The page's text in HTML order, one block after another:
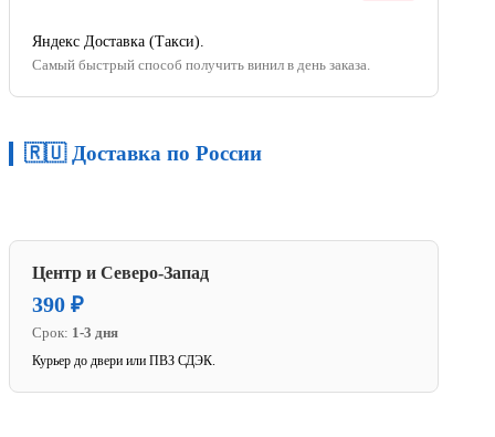
Яндекс Доставка (Такси).
Самый быстрый способ получить винил в день заказа.
🇷🇺 Доставка по России
Центр и Северо-Запад
390 ₽
Срок: 1-3 дня
Курьер до двери или ПВЗ СДЭК.